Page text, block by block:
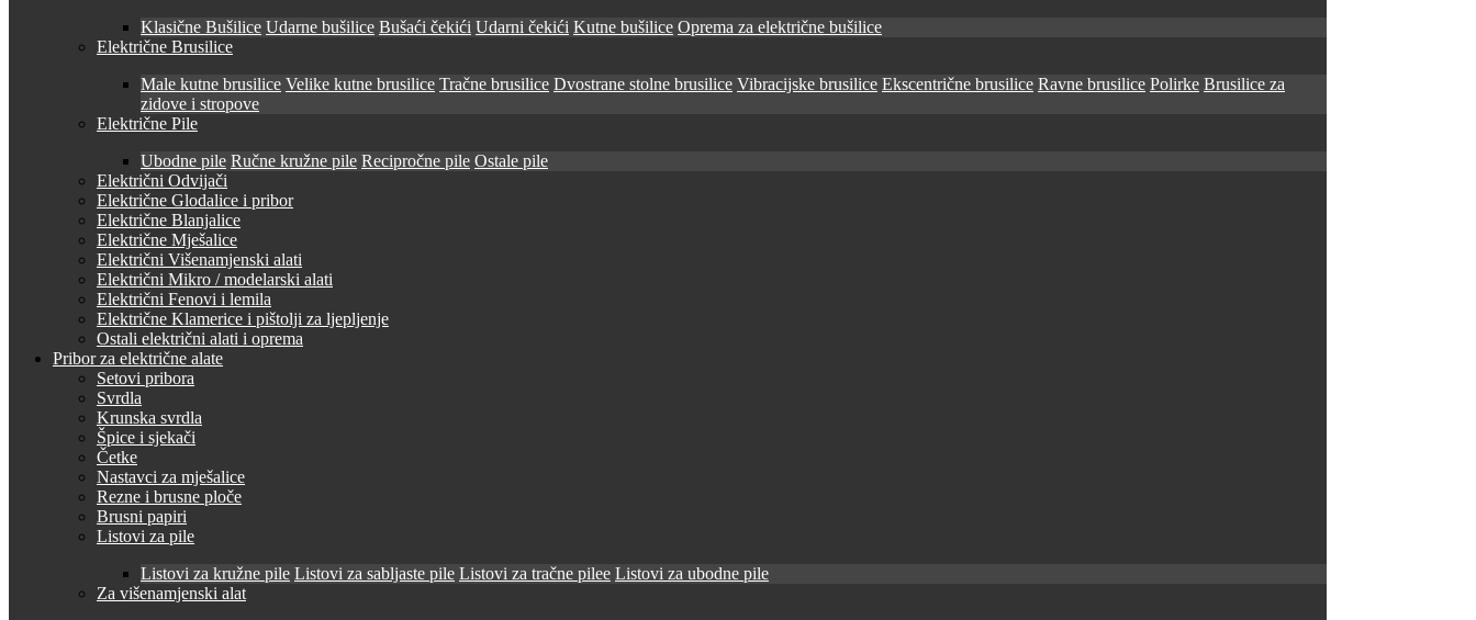
Klasične Bušilice Udarne bušilice Bušaći čekići Udarni čekići Kutne bušilice Oprema za električne bušilice
Električne Brusilice
Male kutne brusilice Velike kutne brusilice Tračne brusilice Dvostrane stolne brusilice Vibracijske brusilice Ekscentrične brusilice Ravne brusilice Polirke Brusilice za
zidove i stropove
Električne Pile
Ubodne pile Ručne kružne pile Recipročne pile Ostale pile
Električni Odvijači
Električne Glodalice i pribor
Električne Blanjalice
Električne Mješalice
Električni Višenamjenski alati
Električni Mikro / modelarski alati
Električni Fenovi i lemila
Električne Klamerice i pištolji za ljepljenje
Ostali električni alati i oprema
Pribor za električne alate
Setovi pribora
Svrdla
Krunska svrdla
Špice i sjekači
Četke
Nastavci za mješalice
Rezne i brusne ploče
Brusni papiri
Listovi za pile
Listovi za kružne pile Listovi za sabljaste pile Listovi za tračne pilee Listovi za ubodne pile
Za višenamjenski alat